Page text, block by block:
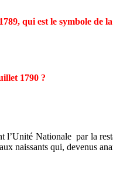
qui est le symbole de
1790 ?
l’Unité Nationale par la
naissants qui, devenus